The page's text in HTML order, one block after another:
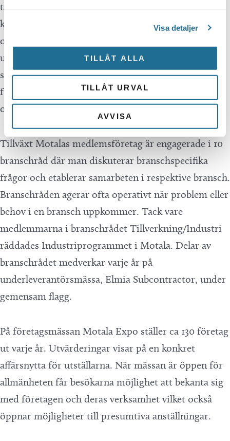
Visa detaljer
TILLÅT ALLA
TILLÅT URVAL
AVVISA
tar del av information från näringslivet och
kommunen samtidigt som man lär känna varandra
och affärssamarbeten skapas. För att bidra till
utveckling i företagen anordnas utbildningar och
seminarier. Utöver detta arrangeras alltid
fulltecknade frukostar ute på olika företag och
organisationer – Sjöstadmorgon.
Tillväxt Motalas medlemsföretag är engagerade i 10
branschråd där man diskuterar branschspecifika
frågor och etablerar samarbeten i respektive bransch.
Branschråden agerar ofta operativt när problem eller
behov i en bransch uppkommer. Tack vare
medlemmarna i branschrådet Tillverkning/Industri
räddades Industriprogrammet i Motala. Delar av
branschrådet medverkar varje år på
underleverantörsmässa, Elmia Subcontractor, under
gemensam flagg.
På företagsmässan Motala Expo ställer ca 130 företag
ut varje år. Utvärderingar visar på en konkret
affärsnytta för utställarna. När mässan är öppen för
allmänheten får besökarna möjlighet att bekanta sig
med företagen och deras verksamhet vilket också
öppnar möjligheter till presumtiva anställningar.